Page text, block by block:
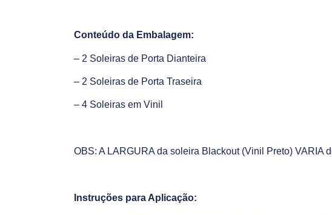
Conteúdo da Embalagem:
– 2 Soleiras de Porta Dianteira
– 2 Soleiras de Porta Traseira
– 4 Soleiras em Vinil
OBS: A LARGURA da soleira Blackout (Vinil Preto) VARIA
Instruções para Aplicação: